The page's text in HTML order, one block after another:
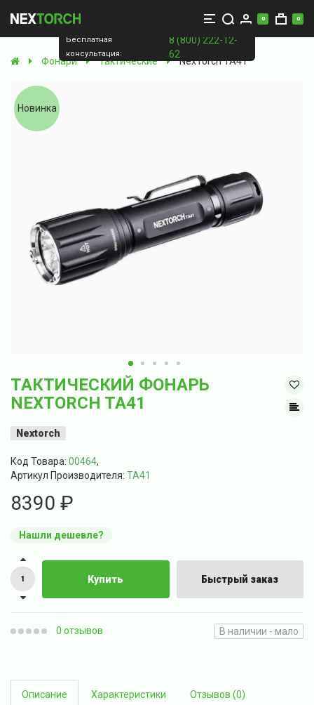
0 0
Фонари Тактические NexTorch TA41
Новинка
ТАКТИЧЕСКИЙ ФОНАРЬ
NEXTORCH TA41
Nextorch
Код Товара: 00464,
Артикул Производителя: TA41
8390 ₽
Нашли дешевле?
Купить Быстрый заказ
0 отзывов В наличии - мало
Описание Характеристики Отзывов (0)
Бесплатная
консультация:
8 (800) 222-12-
62